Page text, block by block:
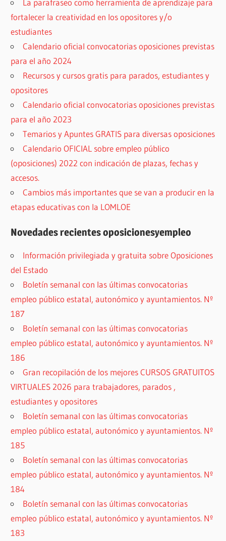
La parafraseo como herramienta de aprendizaje para
fortalecer la creatividad en los opositores y/o
estudiantes
Calendario oficial convocatorias oposiciones previstas
para el año 2024
Recursos y cursos gratis para parados, estudiantes y
opositores
Calendario oficial convocatorias oposiciones previstas
para el año 2023
Temarios y Apuntes GRATIS para diversas oposiciones
Calendario OFICIAL sobre empleo público
(oposiciones) 2022 con indicación de plazas, fechas y
accesos.
Cambios más importantes que se van a producir en la
etapas educativas con la LOMLOE
Novedades recientes oposicionesyempleo
Información privilegiada y gratuita sobre Oposiciones
del Estado
Boletín semanal con las últimas convocatorias
empleo público estatal, autonómico y ayuntamientos. Nº
187
Boletín semanal con las últimas convocatorias
empleo público estatal, autonómico y ayuntamientos. Nº
186
Gran recopilación de los mejores CURSOS GRATUITOS
VIRTUALES 2026 para trabajadores, parados ,
estudiantes y opositores
Boletín semanal con las últimas convocatorias
empleo público estatal, autonómico y ayuntamientos. Nº
185
Boletín semanal con las últimas convocatorias
empleo público estatal, autonómico y ayuntamientos. Nº
184
Boletín semanal con las últimas convocatorias
empleo público estatal, autonómico y ayuntamientos. Nº
183